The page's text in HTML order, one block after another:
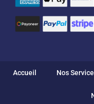
Accueil Nos